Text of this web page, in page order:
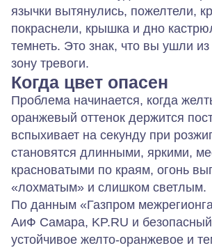
язычки вытянулись, пожелтели,
покраснели, крышка и дно
темнеть. Это знак, что вы ушли
зону тревоги.
Когда цвет опасен
Проблема начинается, когда
оранжевый оттенок держится
вспыхивает на секунду при
становятся длинными, яркими,
красноватыми по краям, огонь
«лохматым» и слишком светлым.
По данным «Газпром
АиФ Самара, KP.RU и
устойчивое желто‑оранжевое и